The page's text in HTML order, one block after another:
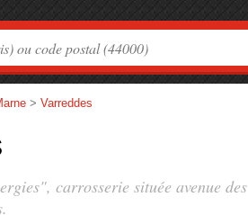
> Varreddes
carrosserie située avenue des